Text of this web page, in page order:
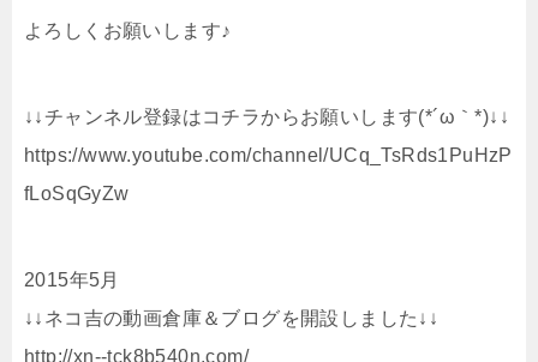
よろしくお願いします♪
↓↓チャンネル登録はコチラからお願いします(*´ω｀*)↓↓
https://www.youtube.com/channel/UCq_TsRds1PuHzP
fLoSqGyZw
2015年5月
↓↓ネコ吉の動画倉庫＆ブログを開設しました↓↓
http://xn--tck8b540n.com/